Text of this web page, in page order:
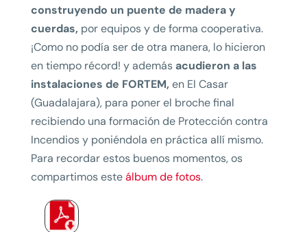
construyendo un puente de madera y
cuerdas, por equipos y de forma cooperativa.
¡Como no podía ser de otra manera, lo hicieron
en tiempo récord! y además acudieron a las
instalaciones de FORTEM, en El Casar
(Guadalajara), para poner el broche final
recibiendo una formación de Protección contra
Incendios y poniéndola en práctica allí mismo.
Para recordar estos buenos momentos, os
compartimos esteálbum de fotos.